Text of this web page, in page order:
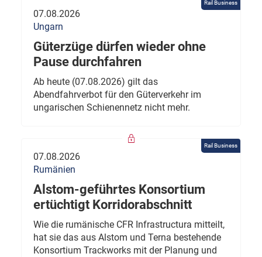
Rail Business
07.08.2026
Ungarn
Güterzüge dürfen wieder ohne
Pause durchfahren
Ab heute (07.08.2026) gilt das
Abendfahrverbot für den Güterverkehr im
ungarischen Schienennetz nicht mehr.
Rail Business
07.08.2026
Rumänien
Alstom-geführtes Konsortium
ertüchtigt Korridorabschnitt
Wie die rumänische CFR Infrastructura mitteilt,
hat sie das aus Alstom und Terna bestehende
Konsortium Trackworks mit der Planung und